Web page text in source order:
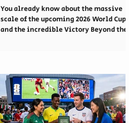
You already know about the massive
scale of the upcoming 2026 World Cup
and the incredible Victory Beyond the
phenomenal woman leading the charge
to discuss a game-changing 2026 World
Cup strategy for the global Church. If
you want to see the full conversation,
check out our latest episode, Soccer's